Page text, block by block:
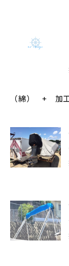
（綿） + 加